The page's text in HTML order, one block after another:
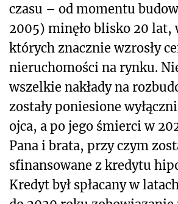
czasu – od momentu
2005) minęło blisko 20 lat,
których znacznie wzrosły
nieruchomości na rynku.
wszelkie nakłady na
zostały poniesione
ojca, a po jego śmierci w
Pana i brata, przy czym
sfinansowane z kredytu
Kredyt był spłacany w